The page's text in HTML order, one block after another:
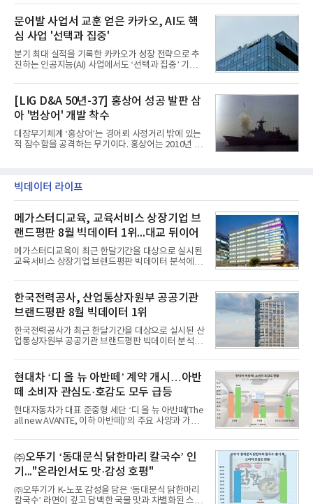
는 조종사가 휴대하는 명령통신장치(PDU, P
체별로 엇갈린 가운데 하반기 신작 흥행과 해외 시장
성과가 실적을 좌우할 핵심 변수로 떠오르고 있다.8일
업계에 따르면 올해 상반기 게임업계는 기업별 성적
표가 크게 갈렸다. 대표적으로 크래프톤은 'PUBG: 배
틀그라운드'의 안정적인 성장에 힘입어 상반기 연결
기준 매출 2조6616억원, 영업이익 9725억원으로 역
대 최대 실적을 기록했다. 엔씨도 올해 출시한 '아이온
동기 대
문어발 사업서 교훈 얻은 카카오, AI도 핵
심 사업 '선택과 집중'
분기 최대 실적을 기록한 카카오가 성장 전략으로 추
진하는 인공지능(AI) 사업에서도 ‘선택과 집중’ 기조
라 투자에 나서는 것과 달리, 카카오는 ‘카카오톡’이
라는 플랫폼 경쟁력을 활용한 AI 에이전트 서비스에
집중하는 전략이다. 과거 무리한 사업 확장 과정에서
겪었던 시행착오를 되풀이하지 않고 핵심 역량에 집
중하겠다는 취지로 풀이된다.7일 업계에 따르면 카카
오는 올해 2분기 연결 기준 매출 2조985억원, 영업이
익 2770억원을 기록했다. 전년 동기 대비 매출과 영업
은 4884억
[LIG D&A 50년-37] 홍상어 성공 발판 삼
아 '범상어' 개발 착수
대잠무기체계 ‘홍상어’는 경어뢰 사정거리 밖에 있는
적 잠수함을 공격하는 무기이다. 홍상어는 2010년 넥
성능 검증을 위해 홍상어 시험발사를 실시했다. 이때
다. 2차 품질확인 사격 시험에서도 만족스러운 결과를
얻지 못했다. 완벽한 신뢰성 확보를 위해 LIG넥스원은
국방과학연구소(ADD) 테스크포스(TF)와 합심해 본
격적인 개선 작업에 착수했다.홍상어 유도탄의 모든
분야를
빅데이터 라이프
메가스터디교육, 교육서비스 상장기업 브
랜드평판 8월 빅데이터 1위...대교 뒤이어
메가스터디교육이 최근 한달기간을 대상으로 실시된
교육서비스 상장기업 브랜드평판 빅데이터 분석에서
일 한국기업평판연구소(소장 구창환)는 국내 교육서
비스 상장기업 브랜드를 대상으로 지난 7월 7일부터
8월 7일까지 수집된 소비자 빅데이터 10,074,233건
을 분석한 결과, 메가스터디교육이 브랜드평판지수
1,710,926을 기록하며 8월 1위에 올랐다고 밝혔다.
분석에 활용된 빅데이터는 지난 7월(9,491,206건) 대
비 6.14% 증가한 수치로, 교육서비스 상장기업 브랜
디교육, 대교, 디지
한국전력공사, 산업통상자원부 공공기관
브랜드평판 8월 빅데이터 1위
한국전력공사가 최근 한달기간을 대상으로 실시된 산
업통상자원부 공공기관 브랜드평판 빅데이터 분석에
이 순으로 뒤를 이었다.7일 한국기업평판연구소(소장
구창환)는 산업통상자원부 공공기관 41개 브랜드를
대상으로 지난 7월 7일부터 8월 7일까지 수집된 소비
자 빅데이터 91,102,549건을 분석한 결과, 한국전력
공사가 브랜드평판지수 10,670,633을 기록하며 8월
1위에 올랐다고 밝혔다. 분석에 활용된 빅데이터는 지
난 7월(88,893,823건) 대비 2.48% 증가한 수치다.연
수력원자력, 한국석
현대차 ‘디 올 뉴 아반떼’ 계약 개시…아반
떼 소비자 관심도·호감도 모두 급등
현대자동차가 대표 준중형 세단 ‘디 올 뉴 아반떼(The
all new AVANTE, 이하 아반떼)’의 주요 사양과 가격
떼는 6년 만에 선보이는 8세대 완전변경 모델로, ▲정
교한 선과 면을 중심으로 완성한 파격적인 디자인 ▲
과거 중형 세단 수준으로 확대된 차체 제원 ▲글로벌
최고 수준의 안전성 ▲성능과 효율을 동시에 높인 주
행 완성도 ▲첨단 편의 및 디지털 사양 적용 등을 통해
글로벌 준중형 세단의 새로운 기준을 세웠다.아반떼
㈜오뚜기 ‘동대문식 닭한마리 칼국수’ 인
기..."온라인서도 맛·감성 호평"
㈜오뚜기가 K-노포 감성을 담은 ‘동대문식 닭한마리
칼국수’ 라면이 깊고 담백한 국물 맛과 차별화된 스토